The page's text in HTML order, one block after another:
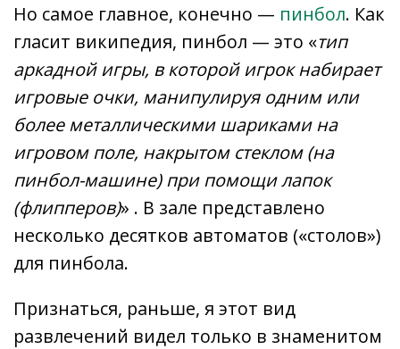
Но самое главное, конечно — пинбол. Как
гласит википедия, пинбол — это «тип
аркадной игры, в которой игрок набирает
игровые очки, манипулируя одним или
более металлическими шариками на
игровом поле, накрытом стеклом (на
пинбол-машине) при помощи лапок
(флипперов)» . В зале представлено
несколько десятков автоматов («столов»)
для пинбола.
Признаться, раньше, я этот вид
развлечений видел только в знаменитом